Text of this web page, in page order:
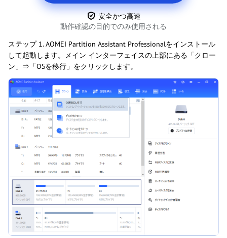
安全かつ高速
動作確認の目的でのみ使用される
ステップ 1. AOMEI Partition Assistant Professionalをインストール
して起動します。メイン インターフェイスの上部にある「クロー
ン」⇒「OSを移行」をクリックします。